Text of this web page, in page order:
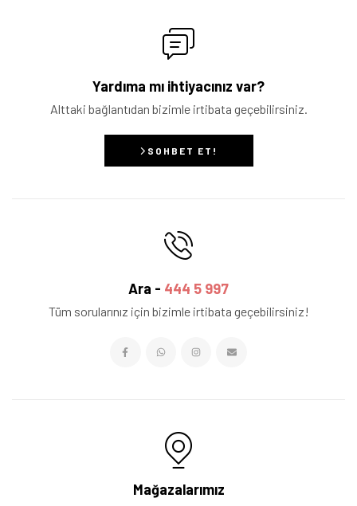
Yardıma mı ihtiyacınız var?
Alttaki bağlantıdan bizimle irtibata geçebilirsiniz.
SOHBET ET!
Ara - 444 5 997
Tüm sorularınız için bizimle irtibata geçebilirsiniz!
Mağazalarımız